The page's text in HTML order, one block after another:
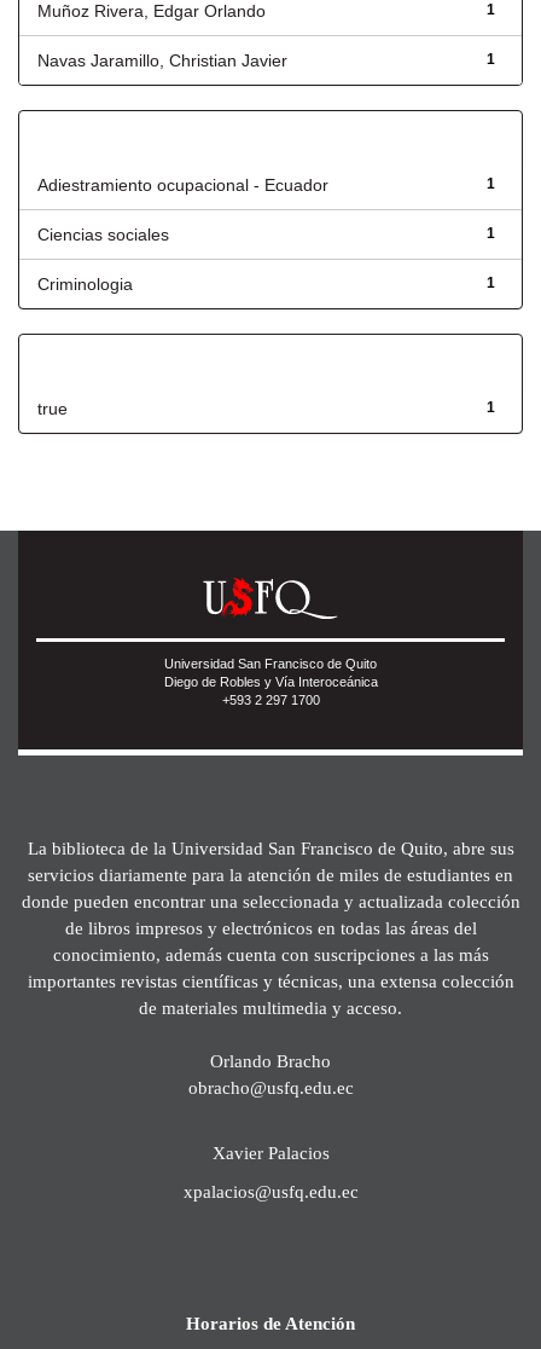
1
Muñoz Rivera, Edgar Orlando
1
Navas Jaramillo, Christian Javier
1
Adiestramiento ocupacional - Ecuador
1
Ciencias sociales
1
Criminologia
1
true
Universidad San Francisco de Quito
Diego de Robles y Vía Interoceánica
+593 2 297 1700
La biblioteca de la Universidad San Francisco de Quito, abre sus
servicios diariamente para la atención de miles de estudiantes en
donde pueden encontrar una seleccionada y actualizada colección
de libros impresos y electrónicos en todas las áreas del
conocimiento, además cuenta con suscripciones a las más
importantes revistas científicas y técnicas, una extensa colección
de materiales multimedia y acceso.
Orlando Bracho
obracho@usfq.edu.ec
Xavier Palacios
xpalacios@usfq.edu.ec
Horarios de Atención